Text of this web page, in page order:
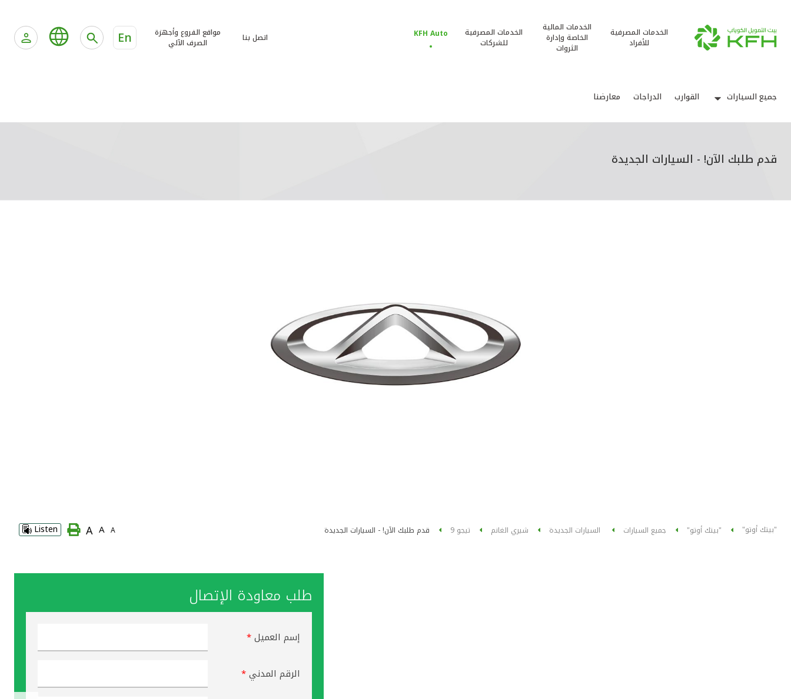
الخدمات المصرفية
للأفراد
الخدمات المالية
الخاصة وإدارة
الثروات
الخدمات المصرفية
للشركات
KFH Auto اتصل بنا
مواقع الفروع وأجهزة
الصرف الآلي
En
جميع السيارات القوارب الدراجات معارضنا
قدم طلبك الآن! - السيارات الجديدة
"بيتك أوتو" "بيتك أوتو" جميع السيارات السيارات الجديدة شيري الغانم تيجو 9 قدم طلبك الآن! - السيارات الجديدة A
A
A
Listen
طلب معاودة الإتصال
إسم العميل*
الرقم المدني*